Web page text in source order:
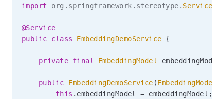
import
org . springframework . stereotype . Service
@Service
public
class EmbeddingDemoService {
private final EmbeddingModel embeddingModel
public EmbeddingDemoService (EmbeddingModel
this . embeddingModel = embeddingModel ;